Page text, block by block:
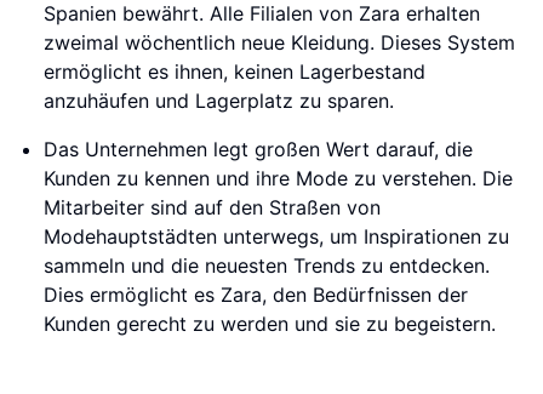
Spanien bewährt. Alle Filialen von Zara erhalten
zweimal wöchentlich neue Kleidung. Dieses System
ermöglicht es ihnen, keinen Lagerbestand
anzuhäufen und Lagerplatz zu sparen.
Das Unternehmen legt großen Wert darauf, die
Kunden zu kennen und ihre Mode zu verstehen. Die
Mitarbeiter sind auf den Straßen von
Modehauptstädten unterwegs, um Inspirationen zu
sammeln und die neuesten Trends zu entdecken.
Dies ermöglicht es Zara, den Bedürfnissen der
Kunden gerecht zu werden und sie zu begeistern.